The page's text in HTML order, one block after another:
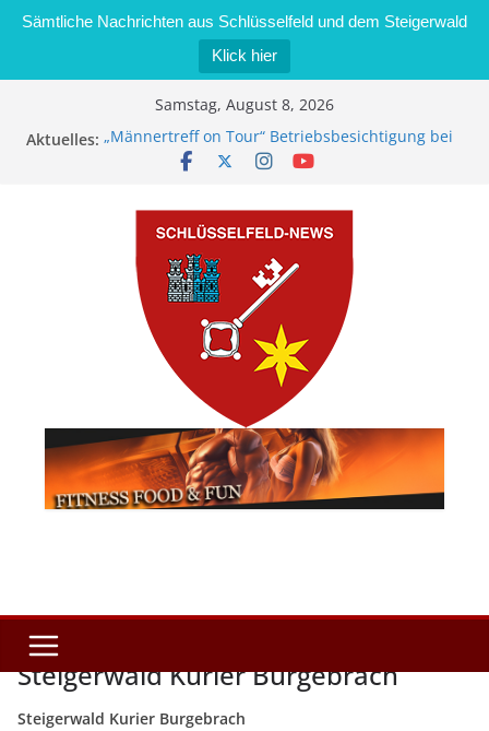
Sämtliche Nachrichten aus Schlüsselfeld und dem Steigerwald
Klick hier
Samstag, August 8, 2026
Aktuelles: „Männertreff on Tour“ Betriebsbesichtigung bei
der Schreinerei Zimmermann GmbH
Brand in Sägewerk in Bernroth schnell unter
Kontrolle
Stadt Schlüsselfeld bietet Online-Anmeldung für
Kindergartenplätze an
Dieseldiebstahl im Wert von 600 Euro
Steigerwald Kurier Burgebrach
Steigerwald Kurier Burgebrach